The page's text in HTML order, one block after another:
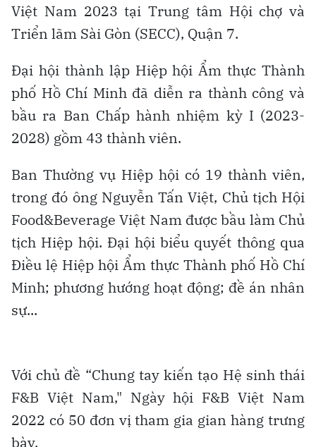
Việt Nam 2023 tại Trung tâm Hội chợ và
Triển lãm Sài Gòn (SECC), Quận 7.
Đại hội thành lập Hiệp hội Ẩm thực Thành
phố Hồ Chí Minh đã diễn ra thành công và
bầu ra Ban Chấp hành nhiệm kỳ I (2023-
2028) gồm 43 thành viên.
Ban Thường vụ Hiệp hội có 19 thành viên,
trong đó ông Nguyễn Tấn Việt, Chủ tịch Hội
Food&Beverage Việt Nam được bầu làm Chủ
tịch Hiệp hội. Đại hội biểu quyết thông qua
Điều lệ Hiệp hội Ẩm thực Thành phố Hồ Chí
Minh; phương hướng hoạt động; đề án nhân
sự...
Với chủ đề “Chung tay kiến tạo Hệ sinh thái
F&B Việt Nam," Ngày hội F&B Việt Nam
2022 có 50 đơn vị tham gia gian hàng trưng
bày.